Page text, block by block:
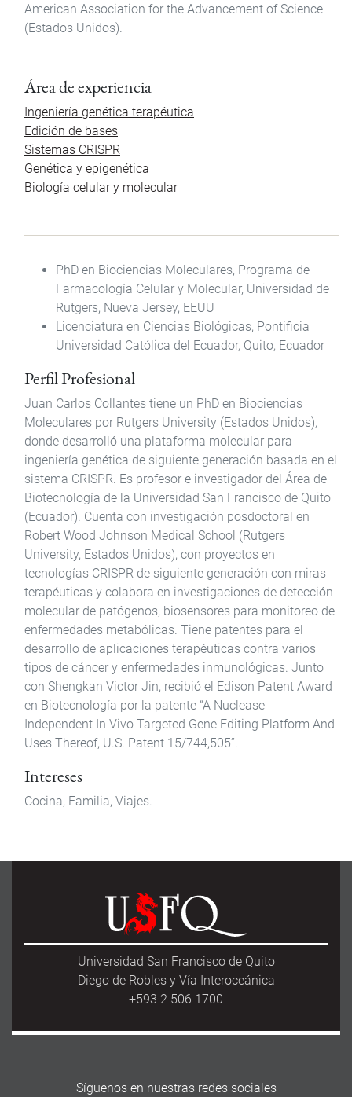
American Association for the Advancement of Science
(Estados Unidos).
Área de experiencia
Ingeniería genética terapéutica
Edición de bases
Sistemas CRISPR
Genética y epigenética
Biología celular y molecular
PhD en Biociencias Moleculares, Programa de
Farmacología Celular y Molecular, Universidad de
Rutgers, Nueva Jersey, EEUU
Licenciatura en Ciencias Biológicas, Pontificia
Universidad Católica del Ecuador, Quito, Ecuador
Perfil Profesional
Juan Carlos Collantes tiene un PhD en Biociencias
Moleculares por Rutgers University (Estados Unidos),
donde desarrolló una plataforma molecular para
ingeniería genética de siguiente generación basada en el
sistema CRISPR. Es profesor e investigador del Área de
Biotecnología de la Universidad San Francisco de Quito
(Ecuador). Cuenta con investigación posdoctoral en
Robert Wood Johnson Medical School (Rutgers
University, Estados Unidos), con proyectos en
tecnologías CRISPR de siguiente generación con miras
terapéuticas y colabora en investigaciones de detección
molecular de patógenos, biosensores para monitoreo de
enfermedades metabólicas. Tiene patentes para el
desarrollo de aplicaciones terapéuticas contra varios
tipos de cáncer y enfermedades inmunológicas. Junto
con Shengkan Victor Jin, recibió el Edison Patent Award
en Biotecnología por la patente “A Nuclease-
Independent In Vivo Targeted Gene Editing Platform And
Uses Thereof, U.S. Patent 15/744,505”.
Intereses
Cocina, Familia, Viajes.
Universidad San Francisco de Quito
Diego de Robles y Vía Interoceánica
+593 2 506 1700
Síguenos en nuestras redes sociales